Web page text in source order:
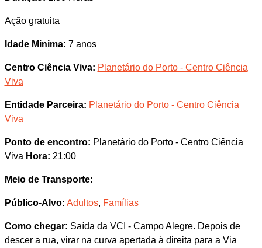
Ação gratuita
Idade Minima: 7 anos
Centro Ciência Viva: Planetário do Porto - Centro Ciência
Viva
Entidade Parceira: Planetário do Porto - Centro Ciência
Viva
Ponto de encontro: Planetário do Porto - Centro Ciência
Viva Hora: 21:00
Meio de Transporte:
Público-Alvo: Adultos, Famílias
Como chegar: Saída da VCI - Campo Alegre. Depois de
descer a rua, virar na curva apertada à direita para a Via